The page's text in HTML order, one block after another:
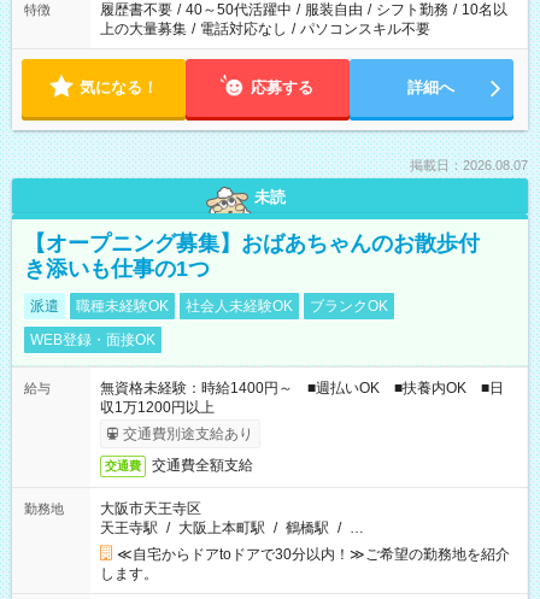
特徴 履歴書不要 / 40～50代活躍中 / 服装自由 / シフト勤務 / 10名以
上の大量募集 / 電話対応なし / パソコンスキル不要
気になる！ 応募する 詳細へ
掲載日：2026.08.07
未読
【オープニング募集】おばあちゃんのお散歩付
き添いも仕事の1つ
派遣 職種未経験OK 社会人未経験OK
ブランクOK
WEB登録・面接OK
給与
無資格未経験：時給1400円～ ■週払いOK ■扶養内OK ■日
収1万1200円以上
交通費別途支給あり
交通費 交通費全額支給
勤務地
大阪市天王寺区
天王寺駅 / 大阪上本町駅 / 鶴橋駅 / …
≪自宅からドアtoドアで30分以内！≫ご希望の勤務地を紹介
します。